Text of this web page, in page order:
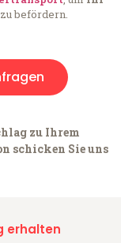
befördern.
zu Ihrem
schicken Sie uns
erhalten